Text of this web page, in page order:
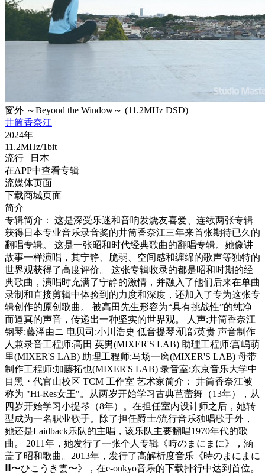
窗外 ～Beyond the Window～ (11.2MHz DSD)
井筒香奈江
2024年
11.2MHz/1bit
流行 | 日本
在APP中查看专辑
流媒体页面
下载商城页面
简介
专辑简介： 这是深受乐迷和音响发烧友喜爱、连续两张专辑
获得日本专业音乐录音奖的井筒香奈江三年来首张期待已久的
翻唱专辑。 这是一张昭和时代经典歌曲的翻唱专辑。她像讲
故事一样演唱，其宁静、脆弱、空间感和缠绵的歌声等独特的
世界观获得了高度评价。 这张专辑收录的都是昭和时期的经
典歌曲，演唱时充满了宁静的激情，并融入了他们后来在单曲
录制和直接剪辑中体验到的力度和深度，还加入了专为这张专
辑创作的原创歌曲。 被高田先生形容为“具有挑战性”的纯净
而逼真的声音，传递出一种坚实的世界观。 人声:井筒香奈江
钢琴:藤泽由ニ 电贝司:小川浩史 低音提琴:矶部英贵 声音制作
人兼录音工程师:高田 英男(MIXER'S LAB) 助理工程师:宫嶋萌
里(MIXER'S LAB) 助理工程师:马场一磨(MIXER'S LAB) 母带
制作工程师:加藤拓也(MIXER'S LAB) 录音室:东京音乐大学中
目黑・代官山校区 TCM 工作室 艺术家简介： 井筒香奈江被
称为 "Hi-Res女王"。从两岁开始学习古典芭蕾舞（13年），从
四岁开始学习小提琴（8年）。在担任室内设计师之后，她转
型成为一名职业歌手。除了担任爵士/流行音乐独唱歌手外，
她还是Laidback乐队的主唱，该乐队主要翻唱1970年代的歌
曲。 2011年，她发行了一张个人专辑《時のまにまに》，涵
盖了昭和歌曲。2013年，发行了高解析度音乐《時のまにまに
Ⅲ〜ひこうき雲〜》，在e-onkyo音乐的下载排行中达到首位。